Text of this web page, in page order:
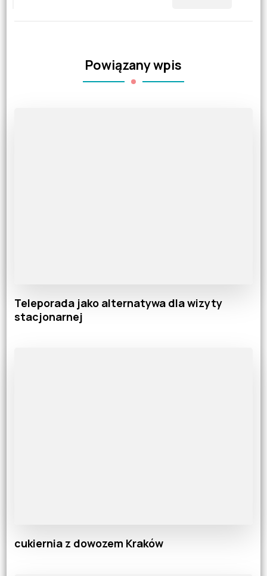
Powiązany wpis
Teleporada jako alternatywa dla wizyty
stacjonarnej
cukiernia z dowozem Kraków